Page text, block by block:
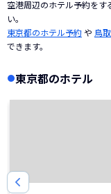
空港周辺のホテル予約をす
い。
東京都のホテル予約 や 鳥
できます。
東京都のホテル